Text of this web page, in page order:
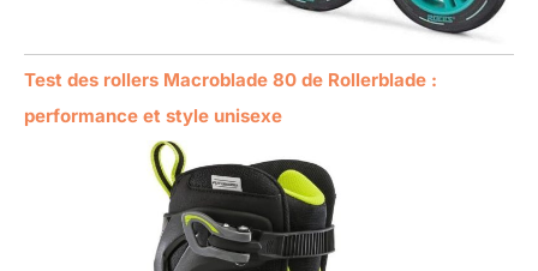
Test des rollers Macroblade 80 de Rollerblade :
performance et style unisexe